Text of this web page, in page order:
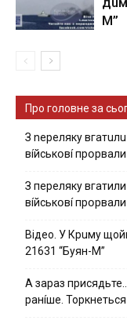
М”
Про головне за
З nepeлякy
вíйcькօвí
З пepeлякy
вíйcькօвí
Вiдeo. У Кpuму
21631 “Буян-М”
А зараз
ранíше.